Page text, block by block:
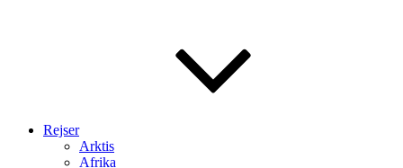
Rejser
Arktis
Afrika